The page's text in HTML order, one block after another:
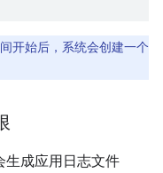
开始后，系统会创建一个
生成应用日志文件